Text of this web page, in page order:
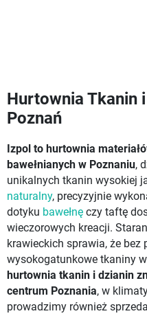
Hurtownia Tkanin
Poznań
Izpol to hurtownia
bawełnianych w Poznaniu,
unikalnych tkanin wysokiej
naturalny, precyzyjnie
dotyku bawełnę czy taftę
wieczorowych kreacji.
krawieckich sprawia, że
wysokogatunkowe tkaniny
hurtownia tkanin i dzianin
centrum Poznania, w
prowadzimy również